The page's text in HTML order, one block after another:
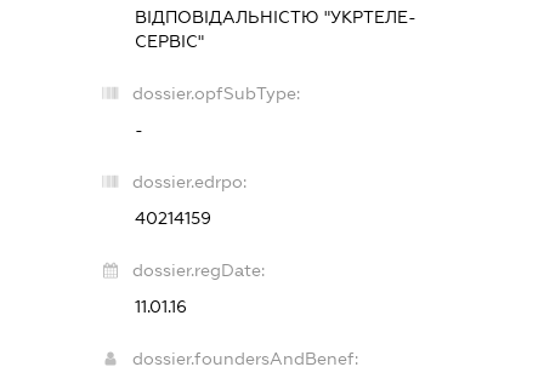
ВІДПОВІДАЛЬНІСТЮ "УКРТЕЛЕ-
СЕРВІС"
dossier.opfSubType:
-
dossier.edrpo:
40214159
dossier.regDate:
11.01.16
dossier.foundersAndBenef: